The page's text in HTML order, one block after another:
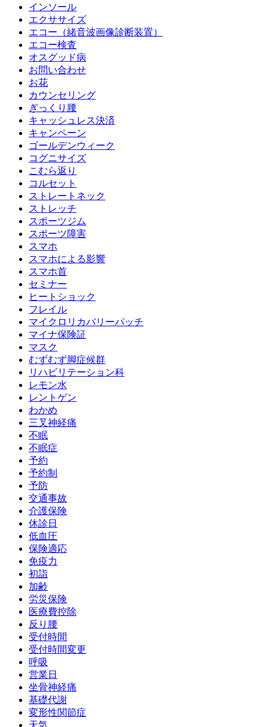
インソール
エクササイズ
エコー（緒音波画像診断装置）
エコー検査
オスグッド病
お問い合わせ
お花
カウンセリング
ぎっくり腰
キャッシュレス決済
キャンペーン
ゴールデンウィーク
コグニサイズ
こむら返り
コルセット
ストレートネック
ストレッチ
スポーツジム
スポーツ障害
スマホ
スマホによる影響
スマホ首
セミナー
ヒートショック
フレイル
マイクロリカバリーパッチ
マイナ保険証
マスク
むずむず脚症候群
リハビリテーション科
レモン水
レントゲン
わかめ
三叉神経痛
不眠
不眠症
予約
予約制
予防
交通事故
介護保険
休診日
低血圧
保険適応
免疫力
初詣
加齢
労災保険
医療費控除
反り腰
受付時間
受付時間変更
呼吸
営業日
坐骨神経痛
基礎代謝
変形性関節症
天気